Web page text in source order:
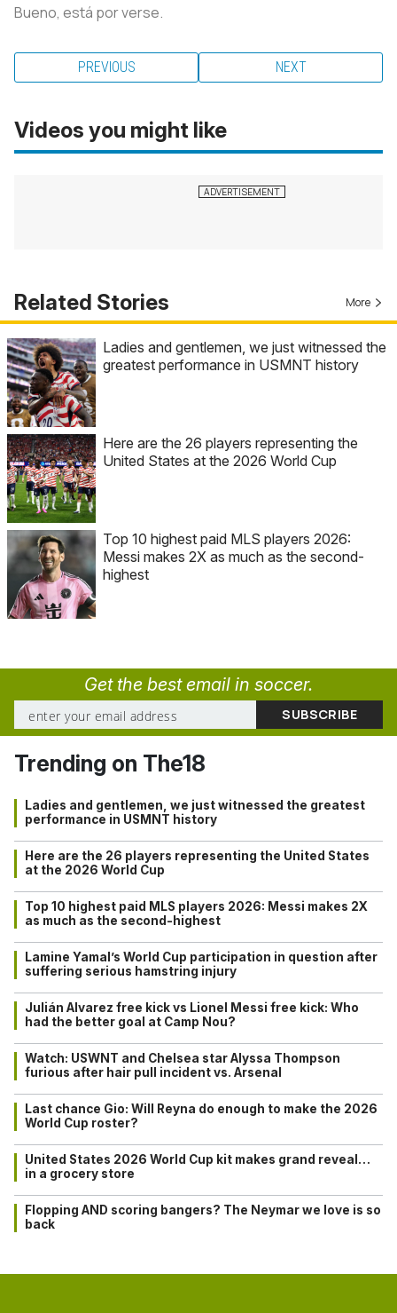
Bueno, está por verse.
PREVIOUS NEXT
Videos you might like
Related Stories More
Ladies and gentlemen, we just witnessed the
greatest performance in USMNT history
Here are the 26 players representing the
United States at the 2026 World Cup
Top 10 highest paid MLS players 2026:
Messi makes 2X as much as the second-
highest
Get the best email in soccer.
Trending on The18
Ladies and gentlemen, we just witnessed the greatest
performance in USMNT history
Here are the 26 players representing the United States
at the 2026 World Cup
Top 10 highest paid MLS players 2026: Messi makes 2X
as much as the second-highest
Lamine Yamal’s World Cup participation in question after
suffering serious hamstring injury
Julián Alvarez free kick vs Lionel Messi free kick: Who
had the better goal at Camp Nou?
Watch: USWNT and Chelsea star Alyssa Thompson
furious after hair pull incident vs. Arsenal
Last chance Gio: Will Reyna do enough to make the 2026
World Cup roster?
United States 2026 World Cup kit makes grand reveal…
in a grocery store
Flopping AND scoring bangers? The Neymar we love is so
back